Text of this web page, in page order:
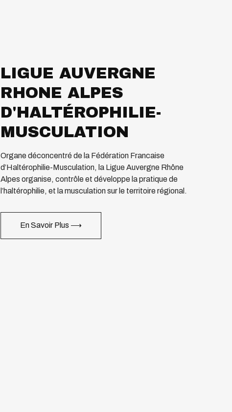
LIGUE AUVERGNE
RHONE ALPES
D'HALTÉROPHILIE-
MUSCULATION
Organe déconcentré de la Fédération Francaise
d’Haltérophilie-Musculation, la Ligue Auvergne Rhône
Alpes organise, contrôle et développe la pratique de
l’haltérophilie, et la musculation sur le territoire régional.
En Savoir Plus ⟶